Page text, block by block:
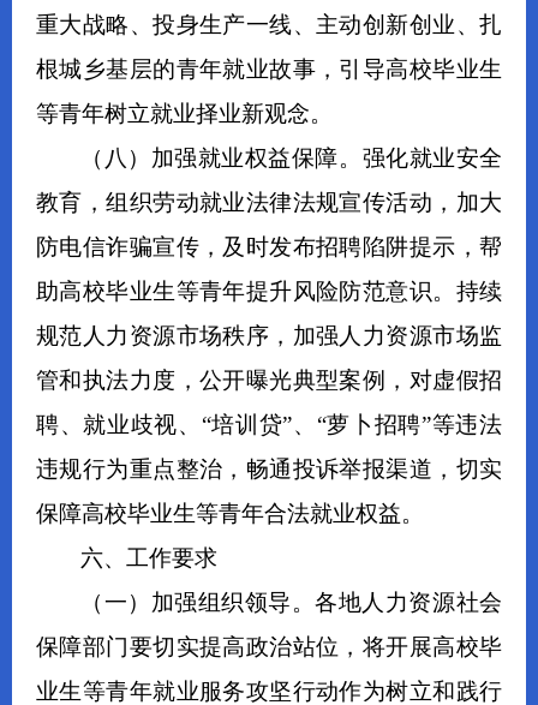
重大战略、投身生产一线、主动创新创业、扎
根城乡基层的青年就业故事， 引导高校毕业生
等青年树立就业择业新观念。
（ 八 ） 加强就业权益保障。 强化就业安全
教育，组织劳动就业法律法规宣传活动 ， 加大
防电信诈骗宣传，及时发布招聘陷阱提示 ，帮
助高校毕业生等青年提升风险防范意识。 持续
规范人力资源市场秩序， 加强人力资源市场监
管和执法力度， 公开曝光典型案例， 对虚假招
聘、就业歧视、“培训贷”、 “萝卜招聘”等违法
违规行为重点整治，畅通投诉举报渠道，切实
保障高校毕业生等青年合法就业权益。
六、工作要求
（一） 加强组织领导。各地人力资源社会
保障部门要切实提高政治站位， 将开展高校毕
业生等青年就业服务攻坚行动作为树立和践行